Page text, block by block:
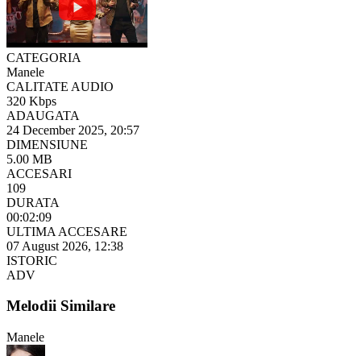
CATEGORIA
Manele
CALITATE AUDIO
320 Kbps
ADAUGATA
24 December 2025, 20:57
DIMENSIUNE
5.00 MB
ACCESARI
109
DURATA
00:02:09
ULTIMA ACCESARE
07 August 2026, 12:38
ISTORIC
ADV
Melodii Similare
Manele